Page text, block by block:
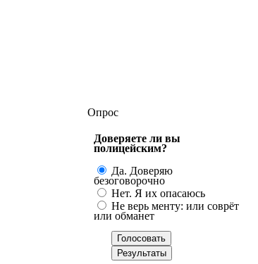
Опрос
Доверяете ли вы
полицейским?
Да. Доверяю
безоговорочно
Нет. Я их опасаюсь
Не верь менту: или соврёт
или обманет